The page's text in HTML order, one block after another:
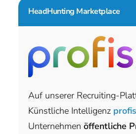
HeadHunting Marketplace
Auf unserer Recruiting-
Künstliche Intelligenz
Unternehmen öffentliche